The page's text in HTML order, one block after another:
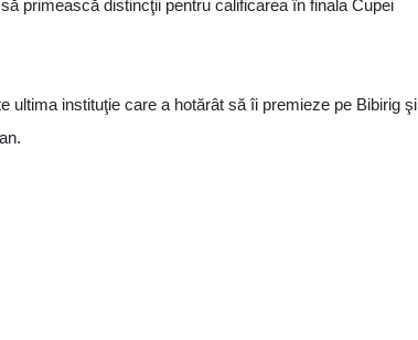
primească distincţii pentru calificarea în finala Cupei
ultima instituţie care a hotărât să îi premieze pe Bibirig şi